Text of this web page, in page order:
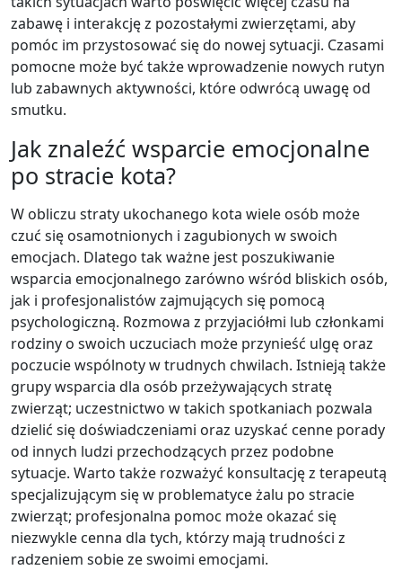
zabawę i interakcję z pozostałymi zwierzętami, aby
pomóc im przystosować się do nowej sytuacji. Czasami
pomocne może być także wprowadzenie nowych rutyn
lub zabawnych aktywności, które odwrócą uwagę od
smutku.
Jak znaleźć wsparcie emocjonalne
po stracie kota?
W obliczu straty ukochanego kota wiele osób może
czuć się osamotnionych i zagubionych w swoich
emocjach. Dlatego tak ważne jest poszukiwanie
wsparcia emocjonalnego zarówno wśród bliskich osób,
jak i profesjonalistów zajmujących się pomocą
psychologiczną. Rozmowa z przyjaciółmi lub członkami
rodziny o swoich uczuciach może przynieść ulgę oraz
poczucie wspólnoty w trudnych chwilach. Istnieją także
grupy wsparcia dla osób przeżywających stratę
zwierząt; uczestnictwo w takich spotkaniach pozwala
dzielić się doświadczeniami oraz uzyskać cenne porady
od innych ludzi przechodzących przez podobne
sytuacje. Warto także rozważyć konsultację z terapeutą
specjalizującym się w problematyce żalu po stracie
zwierząt; profesjonalna pomoc może okazać się
niezwykle cenna dla tych, którzy mają trudności z
radzeniem sobie ze swoimi emocjami.